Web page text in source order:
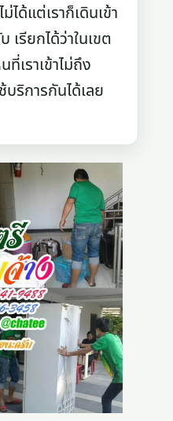
ได้แต่เราก็เดินเข้า
รียกได้ว่าในเขต
เราเข้าไม่ถึง
บริการกันได้เลย